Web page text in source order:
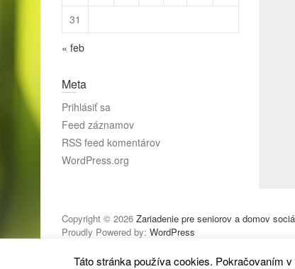
31
« feb
Meta
Prihlásiť sa
Feed záznamov
RSS feed komentárov
WordPress.org
Copyright © 2026 Zariadenie pre seniorov a domov
Proudly Powered by: WordPress
Táto stránka používa cookies. Pokračovaním